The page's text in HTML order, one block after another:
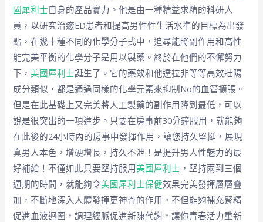
國犀利士自身的產品實力。他是由一種精益求精的科研人
員，以研究治癒ED患者和提高男性性生活水準的目標為出發
點，在幾十種不同的化學分子式中，追尋能將副作用和高性
能完美平衡的化學分子是用以製藥。終於在他們的不懈努力
下，美國犀利士誕生了。它的藥效和他達拉非等等高效壯陽
成分類似，都是通過同樣的化學元素來抑制No的血管擴張。
但是在此基礎上又完美將人工製藥的副作用降到最低，可以
說是很突出的一項進步。只要在房事前30分鐘服用，就能夠
在此後的24小時內的房事中發揮作用，讓您持久堅挺，展現
真男人本色，增硬增長，持久不泄！是提升男人性魅力的最
好補給！不僅如此只要堅持服用美國犀利士 ，堅持兩到三個
週期的時間，就能夠令美國犀利士保健效果完美發揮層層疊
加，不斷地深入人體發揮更神奇的作用。不但能夠補充腎精
促進血液迴圈，調理經脈促進新陳代謝，讓你青春活力重新